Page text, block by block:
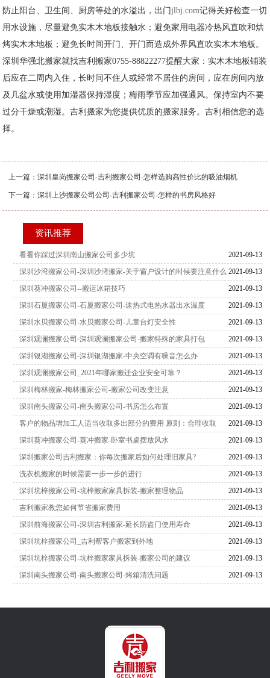
防止阳台、卫生间、厨房等处的水溢出，出门jlbj.com记得关好检查一切
用水设施，尽量避免实木木地板接触水；避免家用电器冷热风直吹和烘
烤实木木地板；避免长时间开门、开门而造成外界风直吹实木木地板。
深圳华强北搬家就找吉利搬家0755-88822277提醒大家：实木木地板铺装
后应在二周内入住，长时间不住人或经常不居住的房间，应在房间内放
及几盆水或使用加湿器保持湿度；梅雨季节应加强通风。保持室内不要
过分干燥或潮湿。吉利搬家为您提供优质的搬家服务。吉利相信您的选
择。
上一篇：深圳皇岗搬家公司-吉利搬家公司-怎样选购高性价比的吸油烟机
下一篇：深圳上沙搬家公司公司-吉利搬家公司-怎样的书房风格好
资讯推荐
2021-09-13
看看你踩过深圳南山搬家公司多少坑
2021-09-13
深圳沙湾搬家公司-深圳沙湾搬家-关于窗户设计的时候要注意什么
2021-09-13
深圳葵冲搬家公司--搬运冰箱技巧
2021-09-13
深圳石厦搬家公司-石厦搬家公司-速热式电热水器出水温度
2021-09-13
深圳水贝搬家公司-水贝搬家公司-儿童台灯安全性
2021-09-13
深圳观澜搬家公司-深圳观澜搬家公司-搬家特殊的家具打包
2021-09-13
深圳银湖搬家公司-深圳银湖搬家-中央空调有噪音怎么办
2021-09-13
深圳观澜搬家公司_2021年哪家搬迁企业安全可靠？
2021-09-13
深圳梅林搬家-梅林搬家公司-搬家公司改变注意
2021-09-13
深圳南头搬家公司-南头搬家公司-书房怎么布置
2021-09-13
客户的物品增加工人适当收取多出部分的费用 原则：合理收取
2021-09-13
深圳葵冲搬家公司-葵冲搬家-卧室书桌摆放风水
2021-09-13
深圳搬家公司吉利搬家：你每次搬家后如何处理旧家具?
2021-09-13
洗衣机搬家的时候需要一步一步的进行
2021-09-13
深圳坑梓搬家公司-坑梓搬家家具拆装-搬家整理物品
2021-09-13
吉利搬家教您如何节省搬家费用
2021-09-13
深圳前海搬家公司-深圳吉利搬家-延长防盗门使用寿命
2021-09-13
深圳坑梓搬家公司_吉利帮客户搬家到外地
2021-09-13
深圳坑梓搬家公司-坑梓搬家家具拆装-搬家公司的建议
2021-09-13
深圳南头搬家公司-南头搬家公司-烤箱清洗问题